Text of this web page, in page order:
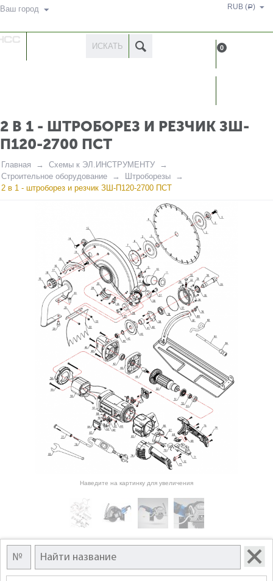
Ваш город RUB (Р)
0
2 В 1 - ШТРОБОРЕЗ И РЕЗЧИК ЗШ-
П120-2700 ПСТ
Главная
Схемы к ЭЛ.ИНСТРУМЕНТУ
Строительное оборудование
Штроборезы
2 в 1 - штроборез и резчик ЗШ-П120-2700 ПСТ
Наведите на картинку для увеличения